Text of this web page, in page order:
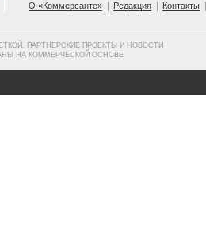
О «Коммерсанте»
Редакция Контакты
ПАРТНЕРСКИЕ ПРОЕКТЫ И НОВОСТИ
НА КОММЕРЧЕСКОЙ ОСНОВЕ